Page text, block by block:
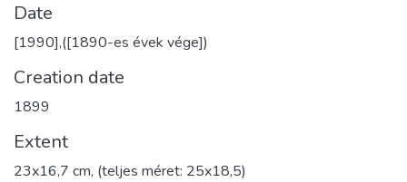
Date
[1990],([1890-es évek vége])
Creation date
1899
Extent
23x16,7 cm, (teljes méret: 25x18,5)